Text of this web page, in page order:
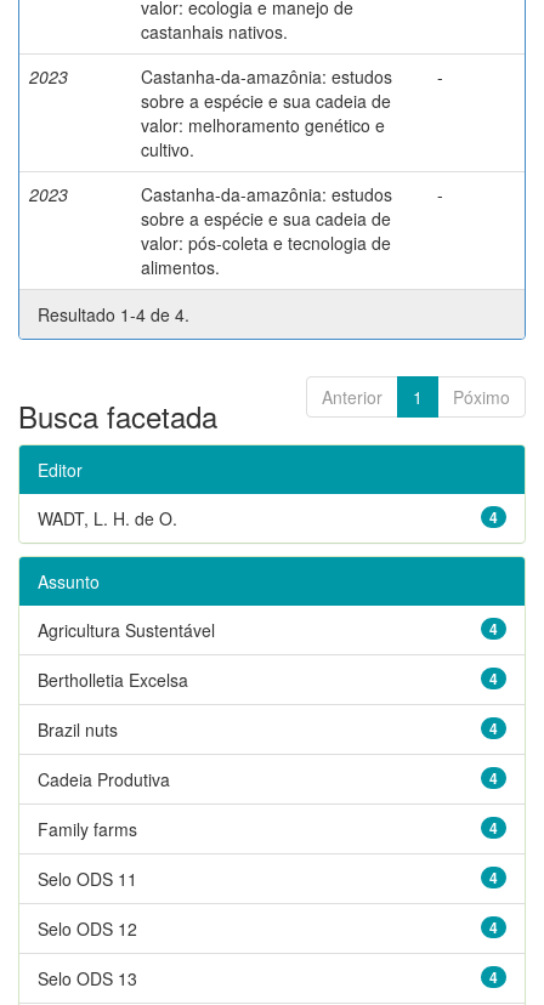
valor: ecologia e manejo de
castanhais nativos.
2023
Castanha-da-amazônia: estudos
sobre a espécie e sua cadeia de
valor: melhoramento genético e
cultivo.
-
2023
Castanha-da-amazônia: estudos
sobre a espécie e sua cadeia de
valor: pós-coleta e tecnologia de
alimentos.
-
Resultado 1-4 de 4.
Anterior 1 Póximo
Busca facetada
Editor
4
WADT, L. H. de O.
Assunto
4
Agricultura Sustentável
4
Bertholletia Excelsa
4
Brazil nuts
4
Cadeia Produtiva
4
Family farms
4
Selo ODS 11
4
Selo ODS 12
4
Selo ODS 13